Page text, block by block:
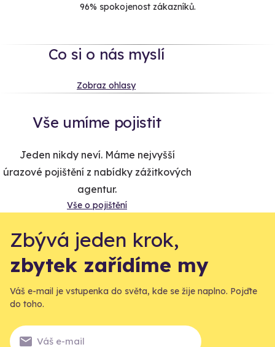
96% spokojenost zákazníků.
Co si o nás myslí
Zobraz ohlasy
Vše umíme pojistit
Jeden nikdy neví. Máme nejvyšší
úrazové pojištění z nabídky zážitkových
agentur.
Vše o pojištění
Zbývá jeden krok,
zbytek zařídíme my
Váš e-mail je vstupenka do světa, kde se žije naplno. Pojďte
do toho.